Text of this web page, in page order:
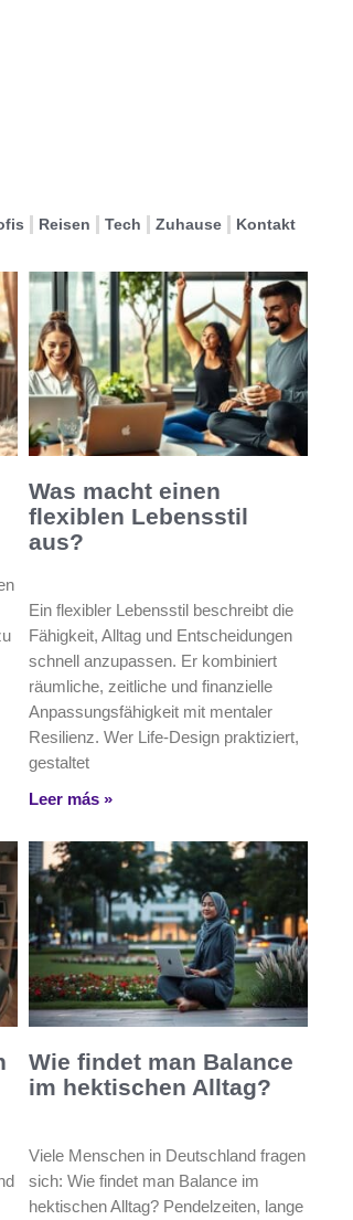
Reisen Tech Zuhause Kontakt
Was macht einen
flexiblen Lebensstil
aus?
Ein flexibler Lebensstil beschreibt die
Fähigkeit, Alltag und Entscheidungen
schnell anzupassen. Er kombiniert
räumliche, zeitliche und finanzielle
Anpassungsfähigkeit mit mentaler
Resilienz. Wer Life-Design praktiziert,
gestaltet
Leer más »
Wie findet man Balance
im hektischen Alltag?
Viele Menschen in Deutschland fragen
sich: Wie findet man Balance im
hektischen Alltag? Pendelzeiten, lange